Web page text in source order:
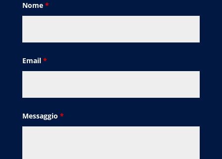
Nome *
Email *
Messaggio *